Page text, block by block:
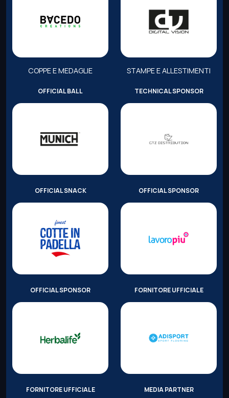
COPPE E MEDAGLIE STAMPE E ALLESTIMENTI
OFFICIAL BALL TECHNICAL SPONSOR
OFFICIAL SNACK OFFICIAL SPONSOR
OFFICIAL SPONSOR FORNITORE UFFICIALE
FORNITORE UFFICIALE MEDIA PARTNER